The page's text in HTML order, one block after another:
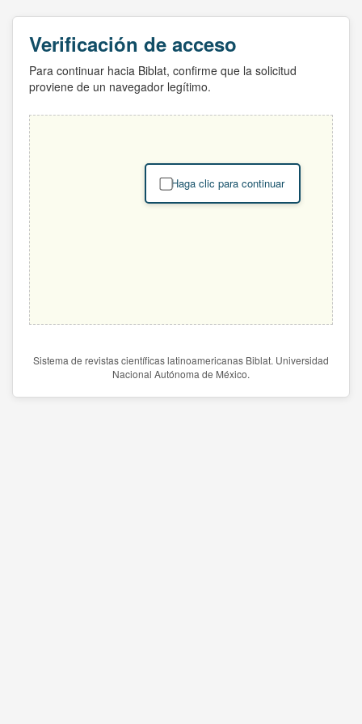
Verificación de acceso
Para continuar hacia Biblat, confirme que la solicitud
proviene de un navegador legítimo.
Haga clic para continuar
Sistema de revistas científicas latinoamericanas Biblat. Universidad
Nacional Autónoma de México.